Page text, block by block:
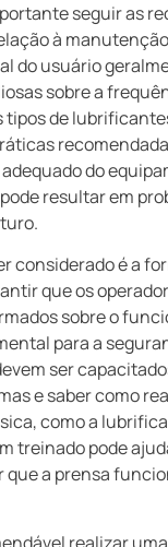
seguir as
à
do usuário
sobre a
de
do
resultar em
considerado é a
que os
sobre o
para a
ser
e saber como
como a
treinado pode
a prensa